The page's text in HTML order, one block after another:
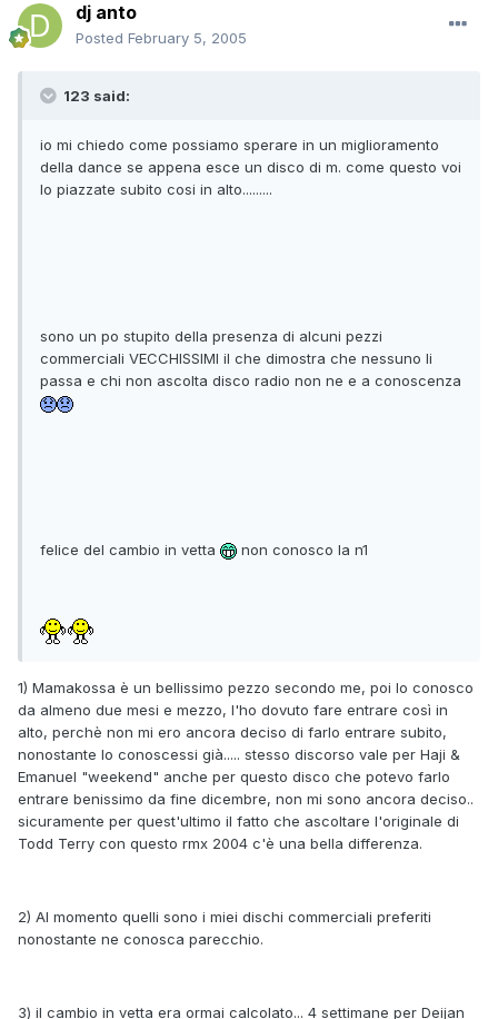
dj anto
Posted February 5, 2005
123 said:
io mi chiedo come possiamo sperare in un miglioramento
della dance se appena esce un disco di m. come questo voi
lo piazzate subito cosi in alto.........
sono un po stupito della presenza di alcuni pezzi
commerciali VECCHISSIMI il che dimostra che nessuno li
passa e chi non ascolta disco radio non ne e a conoscenza
felice del cambio in vetta non conosco la n1
1) Mamakossa è un bellissimo pezzo secondo me, poi lo conosco
da almeno due mesi e mezzo, l'ho dovuto fare entrare così in
alto, perchè non mi ero ancora deciso di farlo entrare subito,
nonostante lo conoscessi già..... stesso discorso vale per Haji &
Emanuel "weekend" anche per questo disco che potevo farlo
entrare benissimo da fine dicembre, non mi sono ancora deciso..
sicuramente per quest'ultimo il fatto che ascoltare l'originale di
Todd Terry con questo rmx 2004 c'è una bella differenza.
2) Al momento quelli sono i miei dischi commerciali preferiti
nonostante ne conosca parecchio.
3) il cambio in vetta era ormai calcolato... 4 settimane per Deijan